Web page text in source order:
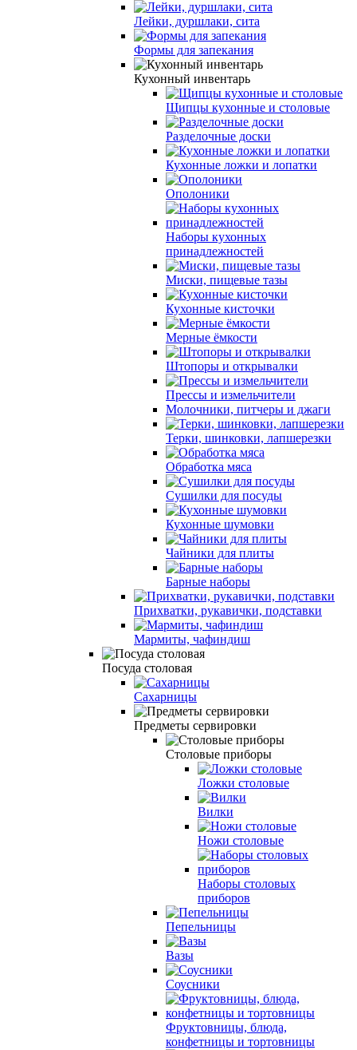
Лейки, дуршлаки, сита
Формы для запекания
Кухонный инвентарь
Щипцы кухонные и столовые
Разделочные доски
Кухонные ложки и лопатки
Ополоники
Наборы кухонных
принадлежностей
Миски, пищевые тазы
Кухонные кисточки
Мерные ёмкости
Штопоры и открывалки
Прессы и измельчители
Молочники, питчеры и джаги
Терки, шинковки, лапшерезки
Обработка мяса
Сушилки для посуды
Кухонные шумовки
Чайники для плиты
Барные наборы
Прихватки, рукавички, подставки
Мармиты, чафиндиш
Посуда столовая
Сахарницы
Предметы сервировки
Столовые приборы
Ложки столовые
Вилки
Ножи столовые
Наборы столовых
приборов
Пепельницы
Вазы
Соусники
Фруктовницы, блюда,
конфетницы и тортовницы